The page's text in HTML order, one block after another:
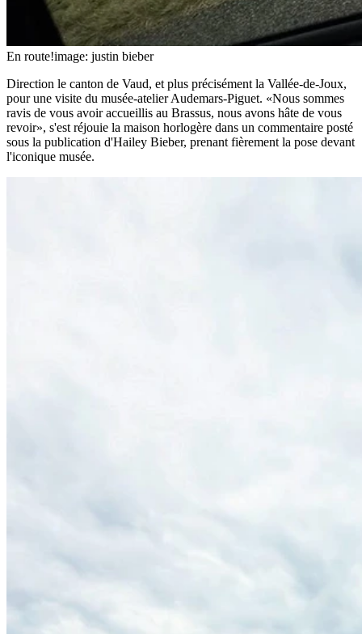
En route!image: justin bieber
Direction le canton de Vaud, et plus précisément la Vallée-de-Joux,
pour une visite du musée-atelier Audemars-Piguet. «Nous sommes
ravis de vous avoir accueillis au Brassus, nous avons hâte de vous
revoir», s'est réjouie la maison horlogère dans un commentaire posté
sous la publication d'Hailey Bieber, prenant fièrement la pose devant
l'iconique musée.